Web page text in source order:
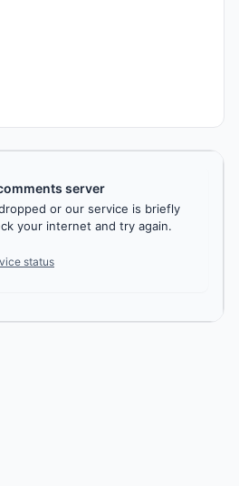
server
or our service is briefly
your internet and try again.
status